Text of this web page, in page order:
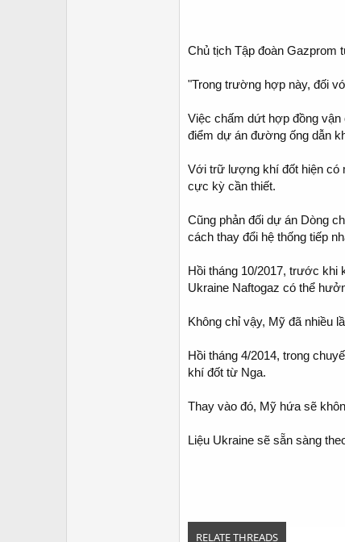
Chủ tịch Tập đoàn Gazprom
"Trong trường hợp này, đối
Việc chấm dứt hợp đồng
điểm dự án đường ống dẫn
Với trữ lượng khí đốt hiện có
cực kỳ cần thiết.
Cũng phản đối dự án Dòng
cách thay đổi hệ thống tiếp
Hồi tháng 10/2017, trước
Ukraine Naftogaz có thể
Không chỉ vậy, Mỹ đã nhiều
Hồi tháng 4/2014, trong
khí đốt từ Nga.
Thay vào đó, Mỹ hứa sẽ
Liệu Ukraine sẽ sẵn sàng
RELATE THREADS